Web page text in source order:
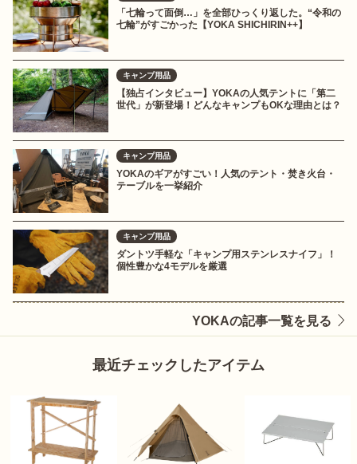
「七輪って面倒…」を全部ひっくり返した。“令和の
七輪”がすごかった【YOKA SHICHIRIN++】
キャンプ用品
【独占インタビュー】YOKAの人気テントに「第二
世代」が新登場！どんなキャンプもOKな理由とは？
キャンプ用品
YOKAのギアがすごい！人気のテント・焚き火台・
テーブルを一挙紹介
キャンプ用品
ダントツ手軽な「キャンプ用ステンレスナイフ」！
個性豊かな4モデルを厳選
YOKAの記事一覧を見る
最近チェックしたアイテム